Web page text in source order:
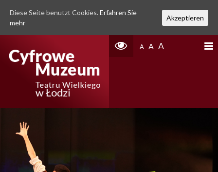
A A A
Diese Seite benutzt Cookies. Erfahren Sie
mehr
Akzeptieren